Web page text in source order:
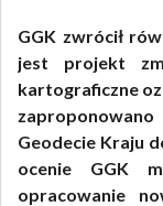
GGK zwrócił
jest projekt
kartograficzne
Geodecie Kraju
ocenie GGK
opracowanie